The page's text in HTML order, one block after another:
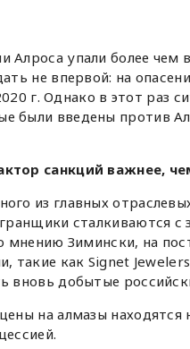
Алроса упали более чем
не впервой: на
г. Однако в этот раз
были введены против
санкций важнее,
из главных
сталкиваются с
мнению Зимински, на
такие как Signet
вновь добытые
на алмазы